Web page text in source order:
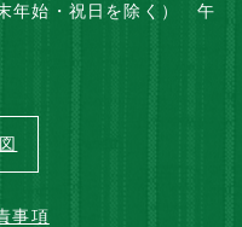
年始・祝日を除く） 午
事項